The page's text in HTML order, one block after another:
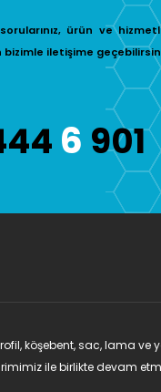
ürün ve
iletişime
6 901
köşebent, sac, lama ve
ile birlikte devam